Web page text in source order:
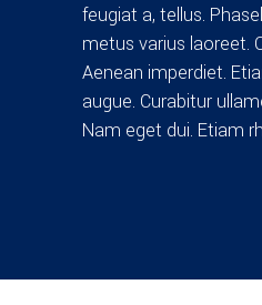
feugiat a, tellus.
metus varius laoreet.
Aenean imperdiet.
augue. Curabitur
Nam eget dui. Etiam